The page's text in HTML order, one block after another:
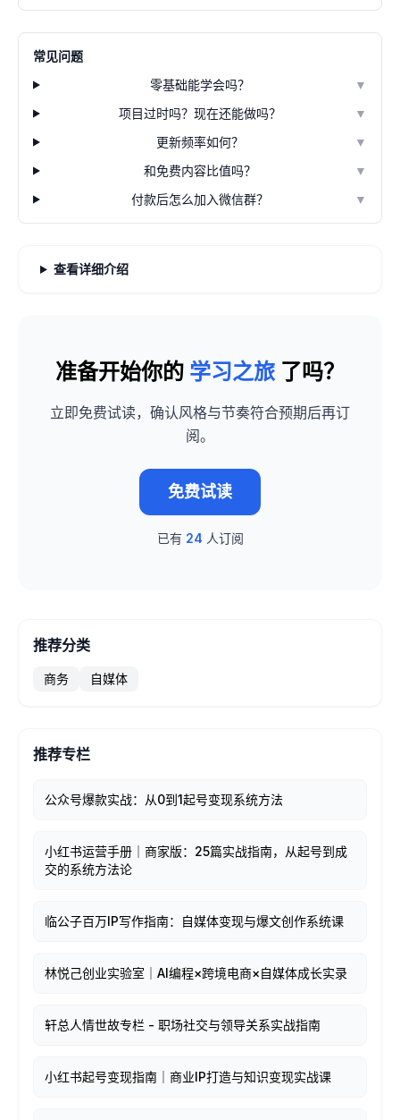
常见问题
零基础能学会吗？
▼
项目过时吗？现在还能做吗？
▼
更新频率如何？
▼
和免费内容比值吗？
▼
付款后怎么加入微信群？
▼
查看详细介绍
准备开始你的 学习之旅 了吗？
立即免费试读，确认风格与节奏符合预期后再订
阅。
免费试读
已有 24 人订阅
推荐分类
商务 自媒体
推荐专栏
公众号爆款实战：从0到1起号变现系统方法
小红书运营手册｜商家版：25篇实战指南，从起号到成
交的系统方法论
临公子百万IP写作指南：自媒体变现与爆文创作系统课
林悦己创业实验室｜AI编程×跨境电商×自媒体成长实录
轩总人情世故专栏 - 职场社交与领导关系实战指南
小红书起号变现指南｜商业IP打造与知识变现实战课